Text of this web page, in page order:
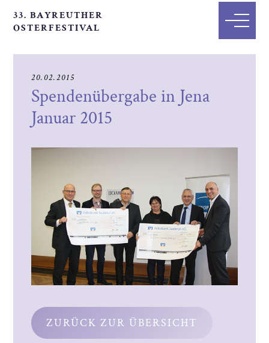
33. BAYREUTHER
OSTERFESTIVAL
20.02.2015
Spendenübergabe in Jena
Januar 2015
ZURÜCK ZUR ÜBERSICHT